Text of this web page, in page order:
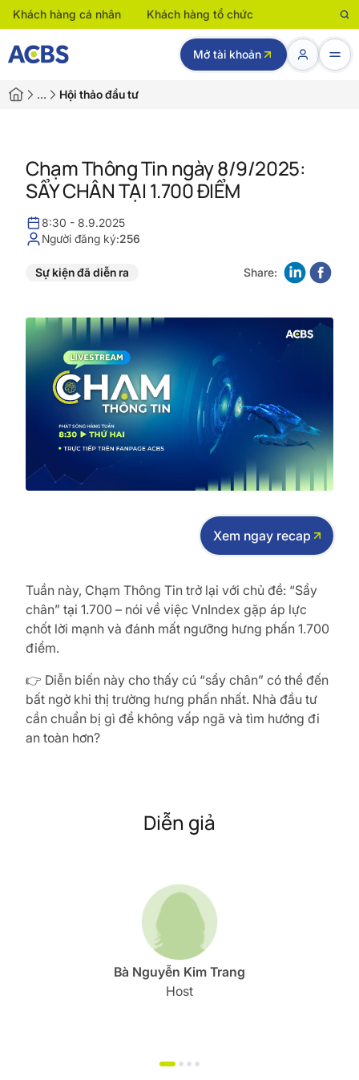
Khách hàng cá nhân Khách hàng tổ chức
Mở tài khoản
… Hội thảo đầu tư
Chạm Thông Tin ngày 8/9/2025:
SẨY CHÂN TẠI 1.700 ĐIỂM
8:30 - 8.9.2025
Người đăng ký:256
Sự kiện đã diễn ra Share:
Xem ngay recap
Tuần này, Chạm Thông Tin trở lại với chủ đề: “Sẩy
chân” tại 1.700 – nói về việc VnIndex gặp áp lực
chốt lời mạnh và đánh mất ngưỡng hưng phấn 1.700
điểm.
👉 Diễn biến này cho thấy cú “sẩy chân” có thể đến
bất ngờ khi thị trường hưng phấn nhất. Nhà đầu tư
cần chuẩn bị gì để không vấp ngã và tìm hướng đi
an toàn hơn?
Diễn giả
Bà Nguyễn Kim Trang
Host